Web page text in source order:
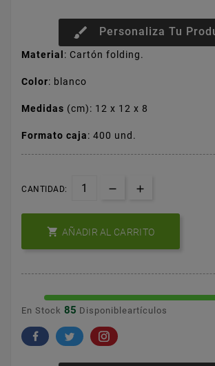
brush Personaliza Tu
Material : Cartón folding.
Color: blanco
Medidas (cm): 12 x 12 x 8
Formato caja: 400 und.
CANTIDAD:
 AÑADIR AL CARRITO
En Stock 85 Disponibleartículos